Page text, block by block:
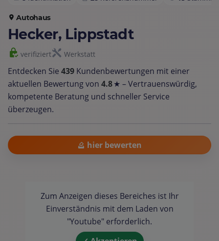
Autohaus
Hecker, Lippstadt
verifiziert Werkstatt
Entdecken Sie 439 Kundenbewertungen mit einer
aktuellen Bewertung von 4.8★ – Vertrauenswürdig,
kompetente Beratung und schneller Service
überzeugen.
hier bewerten
Zum Anzeigen dieses Bereiches ist Ihr
Einverständnis mit dem Laden von
"Youtube" erforderlich.